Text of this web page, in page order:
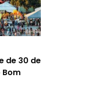
de 30 de